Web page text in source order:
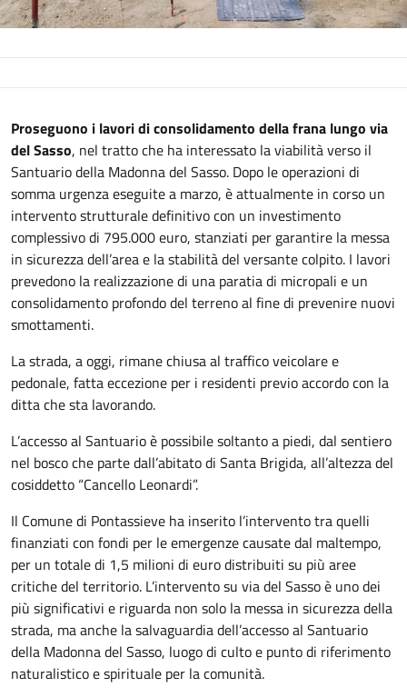
Descrizione
Proseguono i lavori di consolidamento della frana lungo via
del Sasso, nel tratto che ha interessato la viabilità verso il
Santuario della Madonna del Sasso. Dopo le operazioni di
somma urgenza eseguite a marzo, è attualmente in corso un
intervento strutturale definitivo con un investimento
complessivo di 795.000 euro, stanziati per garantire la messa
in sicurezza dell’area e la stabilità del versante colpito. I lavori
prevedono la realizzazione di una paratia di micropali e un
consolidamento profondo del terreno al fine di prevenire nuovi
smottamenti.
La strada, a oggi, rimane chiusa al traffico veicolare e
pedonale, fatta eccezione per i residenti previo accordo con la
ditta che sta lavorando.
L’accesso al Santuario è possibile soltanto a piedi, dal sentiero
nel bosco che parte dall’abitato di Santa Brigida, all’altezza del
cosiddetto “Cancello Leonardi”.
Il Comune di Pontassieve ha inserito l’intervento tra quelli
finanziati con fondi per le emergenze causate dal maltempo,
per un totale di 1,5 milioni di euro distribuiti su più aree
critiche del territorio. L’intervento su via del Sasso è uno dei
più significativi e riguarda non solo la messa in sicurezza della
strada, ma anche la salvaguardia dell’accesso al Santuario
della Madonna del Sasso, luogo di culto e punto di riferimento
naturalistico e spirituale per la comunità.